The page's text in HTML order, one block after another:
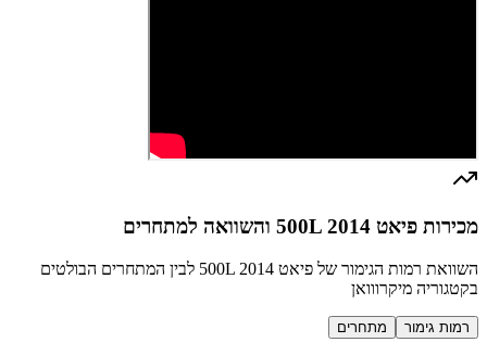
מכירות פיאט 500L 2014 והשוואה למתחרים
השוואת רמות הגימור של פיאט 500L 2014 לבין המתחרים הבולטים
בקטגוריה מיקרווואן
רמות גימור מתחרים